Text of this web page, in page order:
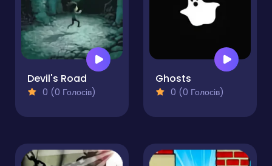
Devil's Road
0 (0 Голосів)
Ghosts
0 (0 Голосів)